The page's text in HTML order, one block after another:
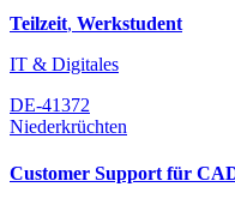
Teilzeit, Werkstudent
IT & Digitales
DE-41372
Niederkrüchten
Customer Support für